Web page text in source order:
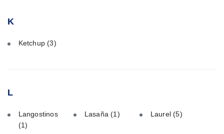
K
Ketchup(3)
L
Langostinos
(1)
Lasaña(1) Laurel(5)